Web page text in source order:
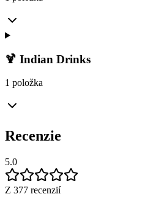
🍹 Indian Drinks
1 položka
Recenzie
5.0
Z 377 recenzií